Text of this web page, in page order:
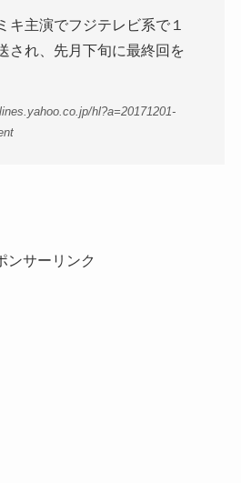
キ主演でフジテレビ系で１
され、先月下旬に最終回を
hl?a=20171201-
ンサーリンク